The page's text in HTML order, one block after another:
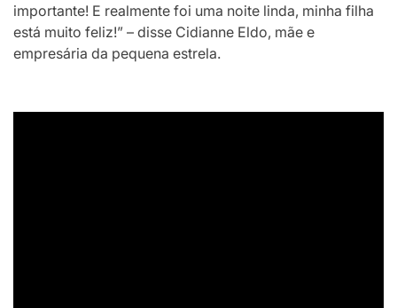
importante! E realmente foi uma noite linda, minha filha
está muito feliz!” – disse Cidianne Eldo, mãe e
empresária da pequena estrela.